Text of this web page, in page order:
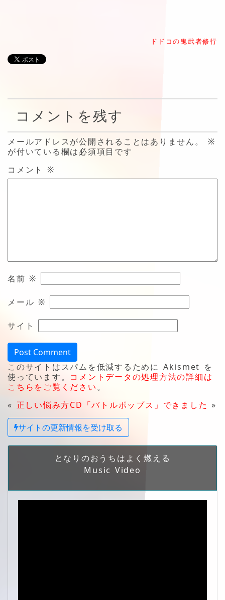
ドドコの鬼武者修行
コメントを残す
メールアドレスが公開されることはありません。
※
が付いている欄は必須項目です
コメント ※
名前 ※
メール ※
サイト
このサイトはスパムを低減するために Akismet を
使っています。 コメントデータの処理方法の詳細は
こちらをご覧ください。
« 正しい悩み方CD「バトルポップス」できました »
サイトの更新情報を受け取る
となりのおうちはよく燃える
Music Video